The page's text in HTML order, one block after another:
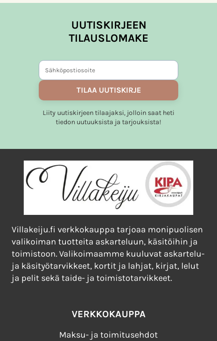
tuotteen
UUTISKIRJEEN
TILAUSLOMAKE
TILAA UUTISKIRJE
Liity uutiskirjeen tilaajaksi, jolloin saat heti
tiedon uutuuksista ja tarjouksista!
Villakeiju.fi verkkokauppa tarjoaa monipuolisen
valikoiman tuotteita askarteluun, käsitöihin ja
toimistoon. Valikoimaamme kuuluvat askartelu-
ja käsityötarvikkeet, kortit ja lahjat, kirjat, lelut
ja pelit sekä taide- ja toimistotarvikkeet.
VERKKOKAUPPA
Maksu- ja toimitusehdot